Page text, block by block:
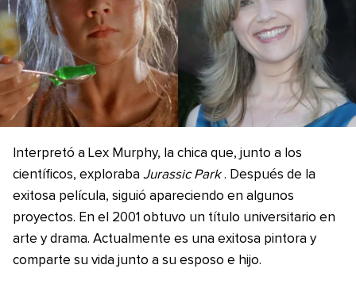
Interpretó a Lex Murphy, la chica que, junto a los
científicos, exploraba Jurassic Park . Después de la
exitosa película, siguió apareciendo en algunos
proyectos. En el 2001 obtuvo un título universitario en
arte y drama. Actualmente es una exitosa pintora y
comparte su vida junto a su esposo e hijo.